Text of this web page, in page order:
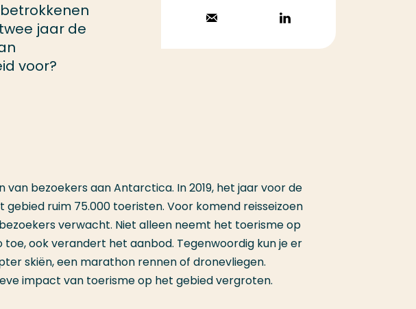
jaar de
voor?
Stuur een email
LinkedIn
bezoekers aan Antarctica. In 2019, het jaar voor de
ruim 75.000 toeristen. Voor komend reisseizoen
verwacht. Niet alleen neemt het toerisme op
ook verandert het aanbod. Tegenwoordig kun je er
skiën, een marathon rennen of dronevliegen.
impact van toerisme op het gebied vergroten.